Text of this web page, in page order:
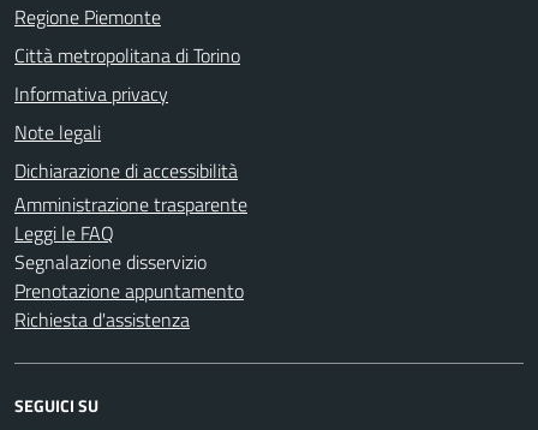
Regione Piemonte
Città metropolitana di Torino
Informativa privacy
Note legali
Dichiarazione di accessibilità
Amministrazione trasparente
Leggi le FAQ
Segnalazione disservizio
Prenotazione appuntamento
Richiesta d'assistenza
SEGUICI SU